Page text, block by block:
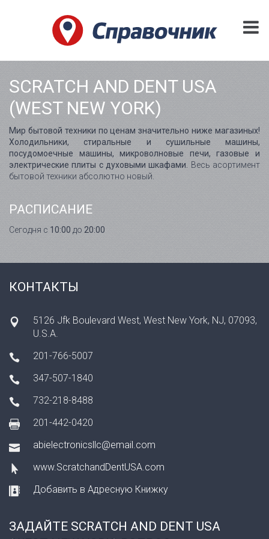
SCRATCH AND DENT USA
(WEST NEW YORK)
Мир бытовой техники по ценам значительно ниже магазиных!
Холодильники, стиральные и сушильные машины,
посудомоечные машины, микроволновые печи, газовые и
электрические плиты с духовыми шкафами.
Весь асортимент
бытовой техники абсолютно новый.
РАСПИСАНИЕ
Сегодня с 10:00 до 20:00
КОНТАКТЫ
5126 Jfk Boulevard West, West New York, NJ, 07093,
U.S.A.
201-766-5007
347-507-1840
732-218-8488
201-442-0420
abielectronicsllc@email.com
www.ScratchandDentUSA.com
Добавить в Адресную Книжку
ЗАДАЙТЕ SCRATCH AND DENT USA